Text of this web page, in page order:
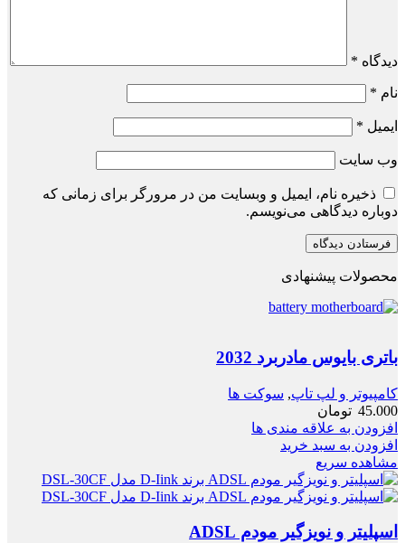
دیدگاه *
نام *
ایمیل *
وب‌ سایت
ذخیره نام، ایمیل و وبسایت من در مرورگر برای زمانی که
دوباره دیدگاهی می‌نویسم.
محصولات پیشنهادی
باتری بایوس مادربرد 2032
کامپیوتر و لپ تاپ, سوکت ها
45.000 تومان
افزودن به علاقه مندی ها
افزودن به سبد خرید
مشاهده سریع
اسپلیتر و نویزگیر مودم ADSL